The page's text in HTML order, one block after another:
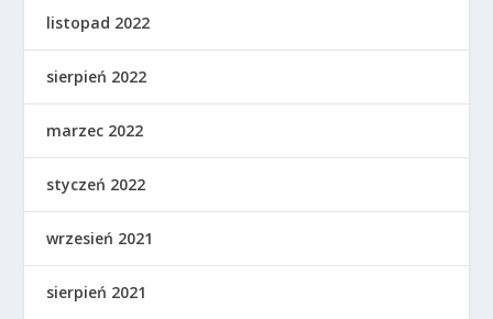
listopad 2022
sierpień 2022
marzec 2022
styczeń 2022
wrzesień 2021
sierpień 2021